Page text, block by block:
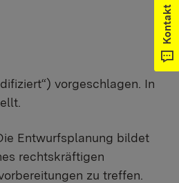
Kontakt
vorgeschlagen. In
Entwurfsplanung bildet
rechtskräftigen
zu treffen.